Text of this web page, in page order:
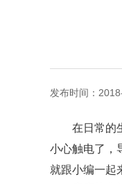
发布时间：
在日常的
小心触电了，
就跟小编一起